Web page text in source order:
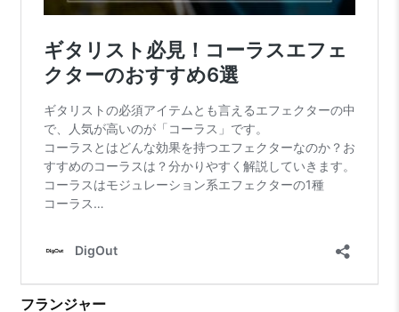
フランジャー